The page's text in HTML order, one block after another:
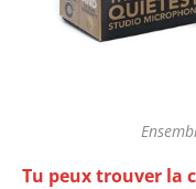
Tu peux trouver la